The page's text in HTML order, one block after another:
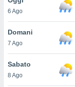
è
al sito
di
ci
di
6 Ago
Domani
7 Ago
Sabato
8 Ago